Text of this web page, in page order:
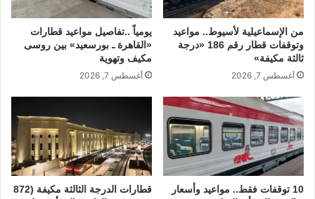
من الإسماعيلية لأسيوط.. مواعيد
وتوقفات قطار رقم 186 «درجة
ثالثة مكيفة»
أغسطس 7, 2026
يومياً ..تفاصيل مواعيد قطارات
«القاهرة ـ بورسعيد» بين روسى
مكيف وتهوية
أغسطس 7, 2026
10 توقفات فقط.. مواعيد وأسعار
قطارات الدرجة الثالثة مكيفة (872